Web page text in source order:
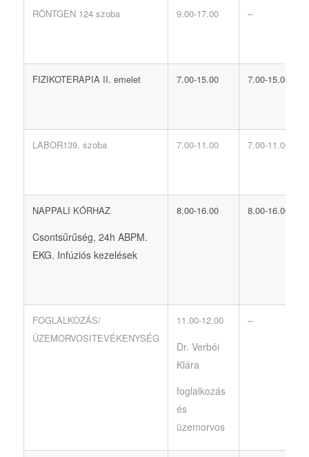
RÖNTGEN 124 szoba 9.00-17.00 –
FIZIKOTERAPIA II. emelet 7.00-15.00 7.00-15.00
LABOR139. szoba 7.00-11.00 7.00-11.00
NAPPALI KÓRHAZ
Csontsűrűség, 24h ABPM.
EKG. Infúziós kezelések
8.00-16.00 8.00-16.00
FOGLALKOZÁS/
ÜZEMORVOSITEVÉKENYSÉG
11.00-12.00
Dr. Verbói
Klára
foglalkozás
és
üzemorvos
–